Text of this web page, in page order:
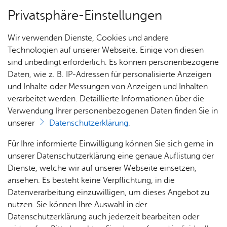
Ihr Be­such
Öff­
s­zei­
ten &
Prei­se
An­rei­
Füh­
run­
gen
... für
Schul­
klas­sen
Kin­
der­ge­
tag
Mu­se­
ums­
Davor
nach
Das Mu­se­um
Nachrichten
Erweiterte Suche
Diens­tag, 20. Mai 2025
Privatsphäre-Einstellungen
Wir verwenden Dienste, Cookies und andere
Technologien auf unserer Webseite. Einige von diesen
sind unbedingt erforderlich. Es können personenbezogene
Daten, wie z. B. IP-Adressen für personalisierte Anzeigen
und Inhalte oder Messungen von Anzeigen und Inhalten
verarbeitet werden. Detaillierte Informationen über die
Verwendung Ihrer personenbezogenen Daten finden Sie in
unserer
Datenschutzerklärung.
Für Ihre informierte Einwilligung können Sie sich gerne in
unserer Datenschutzerklärung eine genaue Auflistung der
Dienste, welche wir auf unserer Webseite einsetzen,
ansehen. Es besteht keine Verpflichtung, in die
Datenverarbeitung einzuwilligen, um dieses Angebot zu
nutzen. Sie können Ihre Auswahl in der
Datenschutzerklärung auch jederzeit bearbeiten oder